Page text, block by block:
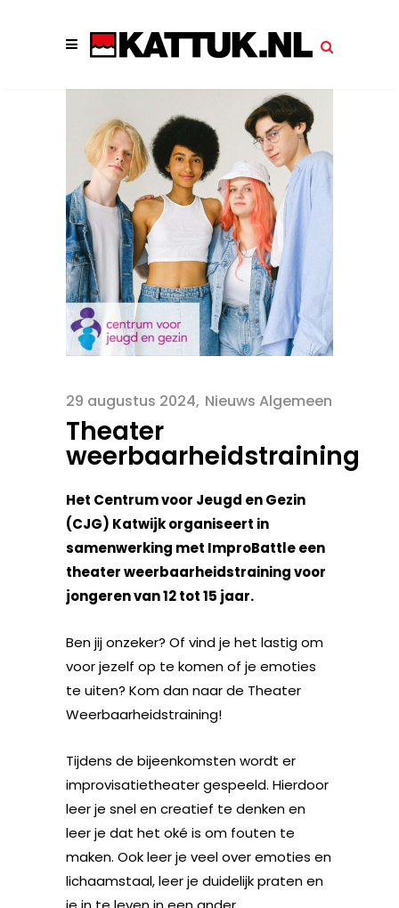
29 augustus 2024 Nieuws Algemeen
Theater
weerbaarheidstraining
Het Centrum voor Jeugd en Gezin
(CJG) Katwijk organiseert in
samenwerking met ImproBattle een
theater weerbaarheidstraining voor
jongeren van 12 tot 15 jaar.
Ben jij onzeker? Of vind je het lastig om
voor jezelf op te komen of je emoties
te uiten? Kom dan naar de Theater
Weerbaarheidstraining!
Tijdens de bijeenkomsten wordt er
improvisatietheater gespeeld. Hierdoor
leer je snel en creatief te denken en
leer je dat het oké is om fouten te
maken. Ook leer je veel over emoties en
lichaamstaal, leer je duidelijk praten en